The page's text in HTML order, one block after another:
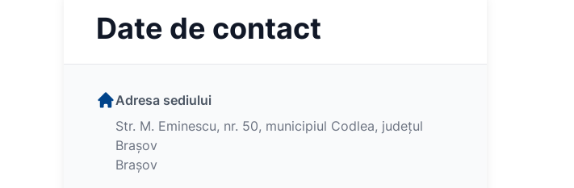
Date de contact
Adresa sediului
Str. M. Eminescu, nr. 50, municipiul Codlea, județul
Brașov
Brașov